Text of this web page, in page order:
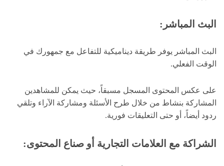
البث المباشر:
البث المباشر يوفر طريقة ديناميكية للتفاعل مع جمهورك في
الوقت الفعلي.
على عكس المحتوى المسجل مسبقاً، حيث يمكن للمشاهدين
المشاركة بنشاط من خلال طرح الأسئلة ومشاركة الآراء وتلقي
ردود أيضاً، أو حتى التعليقات فورية.
الشراكة مع العلامات التجارية أو صناع المحتوى: